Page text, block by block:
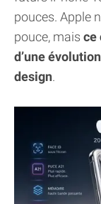
pouces. Apple
pouce, mais ce
d’une
design.